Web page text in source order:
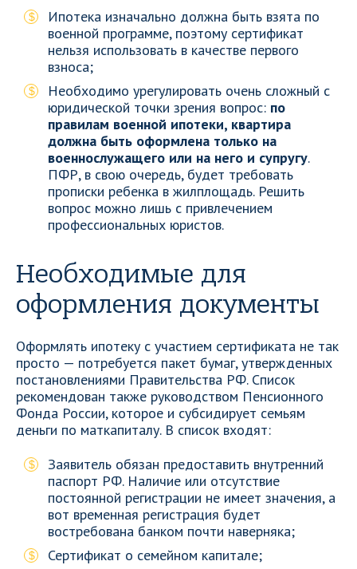
Ипотека изначально должна быть взята по
военной программе, поэтому сертификат
нельзя использовать в качестве первого
взноса;
Необходимо урегулировать очень сложный с
юридической точки зрения вопрос: по
правилам военной ипотеки, квартира
должна быть оформлена только на
военнослужащего или на него и супругу.
ПФР, в свою очередь, будет требовать
прописки ребенка в жилплощадь. Решить
вопрос можно лишь с привлечением
профессиональных юристов.
Необходимые для
оформления документы
Оформлять ипотеку с участием сертификата не так
просто — потребуется пакет бумаг, утвержденных
постановлениями Правительства РФ. Список
рекомендован также руководством Пенсионного
Фонда России, которое и субсидирует семьям
деньги по маткапиталу. В список входят:
Заявитель обязан предоставить внутренний
паспорт РФ. Наличие или отсутствие
постоянной регистрации не имеет значения, а
вот временная регистрация будет
востребована банком почти наверняка;
Сертификат о семейном капитале;